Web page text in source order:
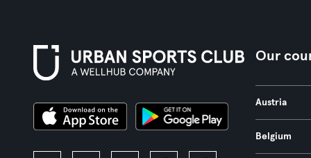
Our
Austria
Belgium